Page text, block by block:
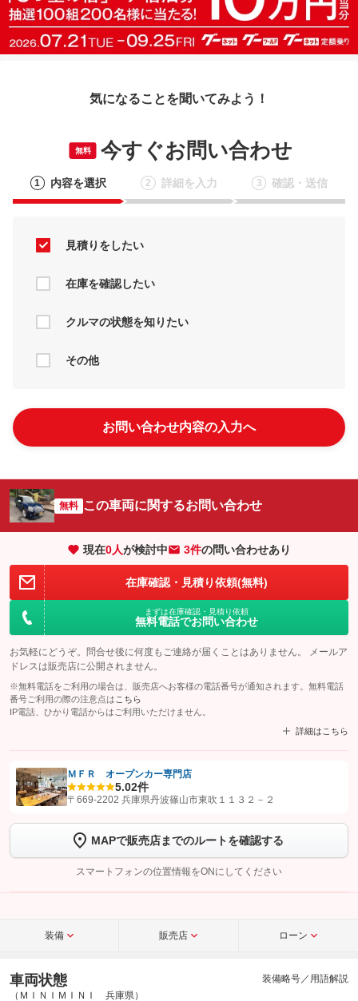
気になることを聞いてみよう！
無料 今すぐお問い合わせ
1 内容を選択 2 詳細を入力 3 確認・送信
見積りをしたい
在庫を確認したい
クルマの状態を知りたい
その他
お問い合わせ内容の入力へ
無料 この車両に関するお問い合わせ
現在0人が検討中 3件の問い合わせあり
在庫確認・見積り依頼(無料)
まずは在庫確認・見積り依頼
無料電話でお問い合わせ
お気軽にどうぞ。問合せ後に何度もご連絡が届くことはありません。 メールア
ドレスは販売店に公開されません。
※無料電話をご利用の場合は、販売店へお客様の電話番号が通知されます。無料電話
番号ご利用の際の注意点は こちら
IP電話、ひかり電話からはご利用いただけません。
詳細はこちら
【STEP1】認証画面でグーネットを友だち追加してから「許可する」ボタンを押
トーク画面で
ボタンをタップして問い合わせを
完了してください。
こちら
ＭＦＲ オープンカー専門店
5.02件
〒669-2202 兵庫県丹波篠山市東吹１１３２－２
MAPで販売店までのルートを確認する
スマートフォンの位置情報をONにしてください
装備 販売店 ローン
車両状態
（ＭＩＮＩＭＩＮＩ 兵庫県）
装備略号／用語解説